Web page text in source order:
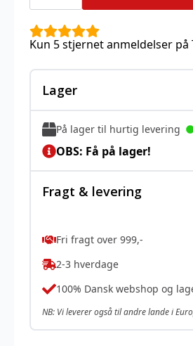
-
Reverse
(Energy
Symbol)
Kun 5 stjernet anmeldelser
Lager
På lager til hurtig levering
OBS: Få på lager!
Fragt & levering
Fri fragt over 999,-
2-3 hverdage
100% Dansk webshop og
NB: Vi leverer også til andre lande i